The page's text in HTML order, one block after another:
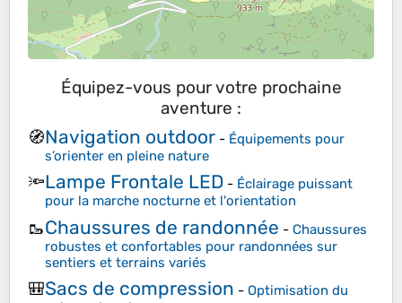
Équipez-vous pour votre prochaine
aventure :
🧭Navigation outdoor - Équipements pour
s’orienter en pleine nature
🔦Lampe Frontale LED - Éclairage puissant
pour la marche nocturne et l'orientation
🥾Chaussures de randonnée - Chaussures
robustes et confortables pour randonnées sur
sentiers et terrains variés
🎒Sacs de compression - Optimisation du